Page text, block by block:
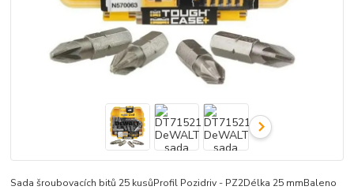
Sada šroubovacích bitů 25 kusůProfil Pozidriv - PZ2Délka 25 mmBaleno